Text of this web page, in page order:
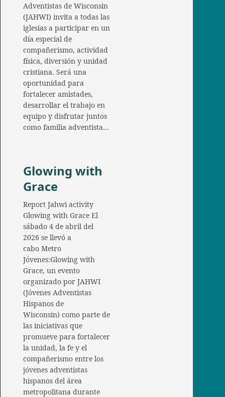
Adventistas de Wisconsin
(JAHWI) invita a todas las
iglesias a participar en un
día especial de
compañerismo, actividad
física, diversión y unidad
cristiana. Será una
oportunidad para
fortalecer amistades,
desarrollar el trabajo en
equipo y disfrutar juntos
como familia adventista…
Glowing with
Grace
Report Jahwi activity
Glowing with Grace El
sábado 4 de abril del
2026 se llevó a
cabo Metro
Jóvenes:Glowing with
Grace, un evento
organizado por JAHWI
(Jóvenes Adventistas
Hispanos de
Wisconsin) como parte de
las iniciativas que
promueve para fortalecer
la unidad, la fe y el
compañerismo entre los
jóvenes adventistas
hispanos del área
metropolitana durante